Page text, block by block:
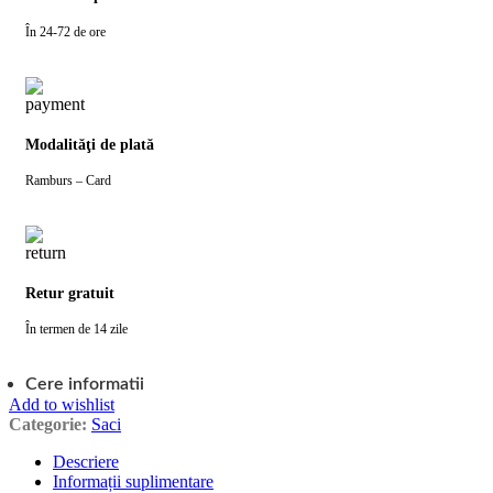
În 24-72 de ore
Modalităţi de plată
Ramburs – Card
Retur gratuit
În termen de 14 zile
Cere informatii
Add to wishlist
Categorie: Saci
Descriere
Informații suplimentare